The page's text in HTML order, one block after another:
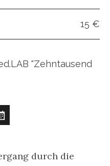
15 €
"Zehntausend
durch die